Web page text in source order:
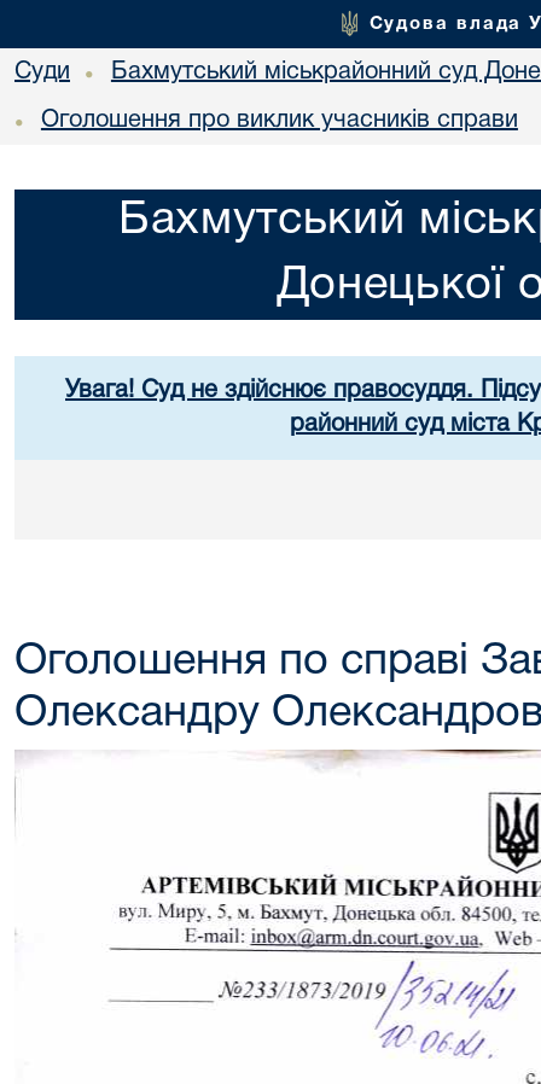
Судова влада
Суди • Бахмутський міськрайонний суд
• Оголошення про виклик учасників справи
Бахмутський
Донецької
Увага! Суд не здійснює правосуддя.
районний суд міста
Оголошення по справі
Олександру